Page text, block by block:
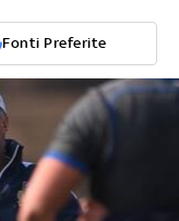
Fonti Preferite